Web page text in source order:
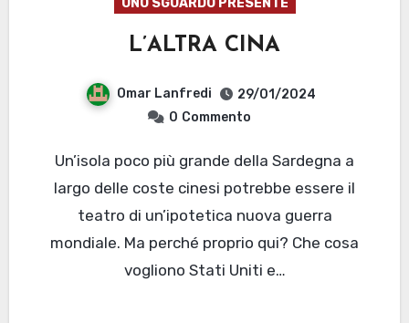
L’ALTRA CINA
Omar Lanfredi
29/01/2024
0 Commento
Un’isola poco più grande della Sardegna a
largo delle coste cinesi potrebbe essere il
teatro di un’ipotetica nuova guerra
mondiale. Ma perché proprio qui? Che cosa
vogliono Stati Uniti e…